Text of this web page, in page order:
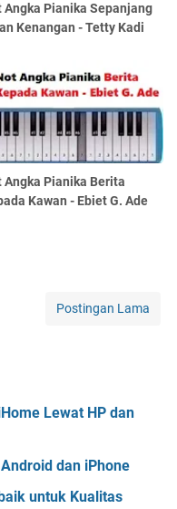
Angka Pianika Sepanjang
Kenangan - Tetty Kadi
Angka Pianika Berita
Kawan - Ebiet G. Ade
Postingan Lama
Lewat HP dan
dan iPhone
untuk Kualitas